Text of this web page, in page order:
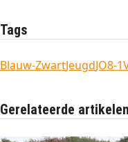
Tags
Blauw-ZwartJeugdJO8-1
Gerelateerde artikelen